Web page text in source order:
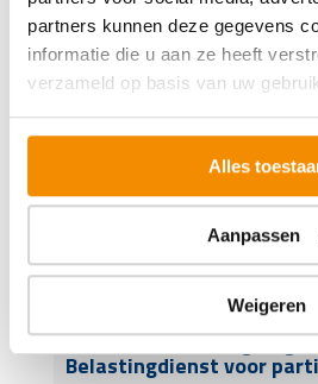
partners kunnen deze gegevens
informatie die u aan ze heeft
verzameld op basis van uw
Alles
Aanpassen
Weigeren
Standaard
Belastingdienst voor